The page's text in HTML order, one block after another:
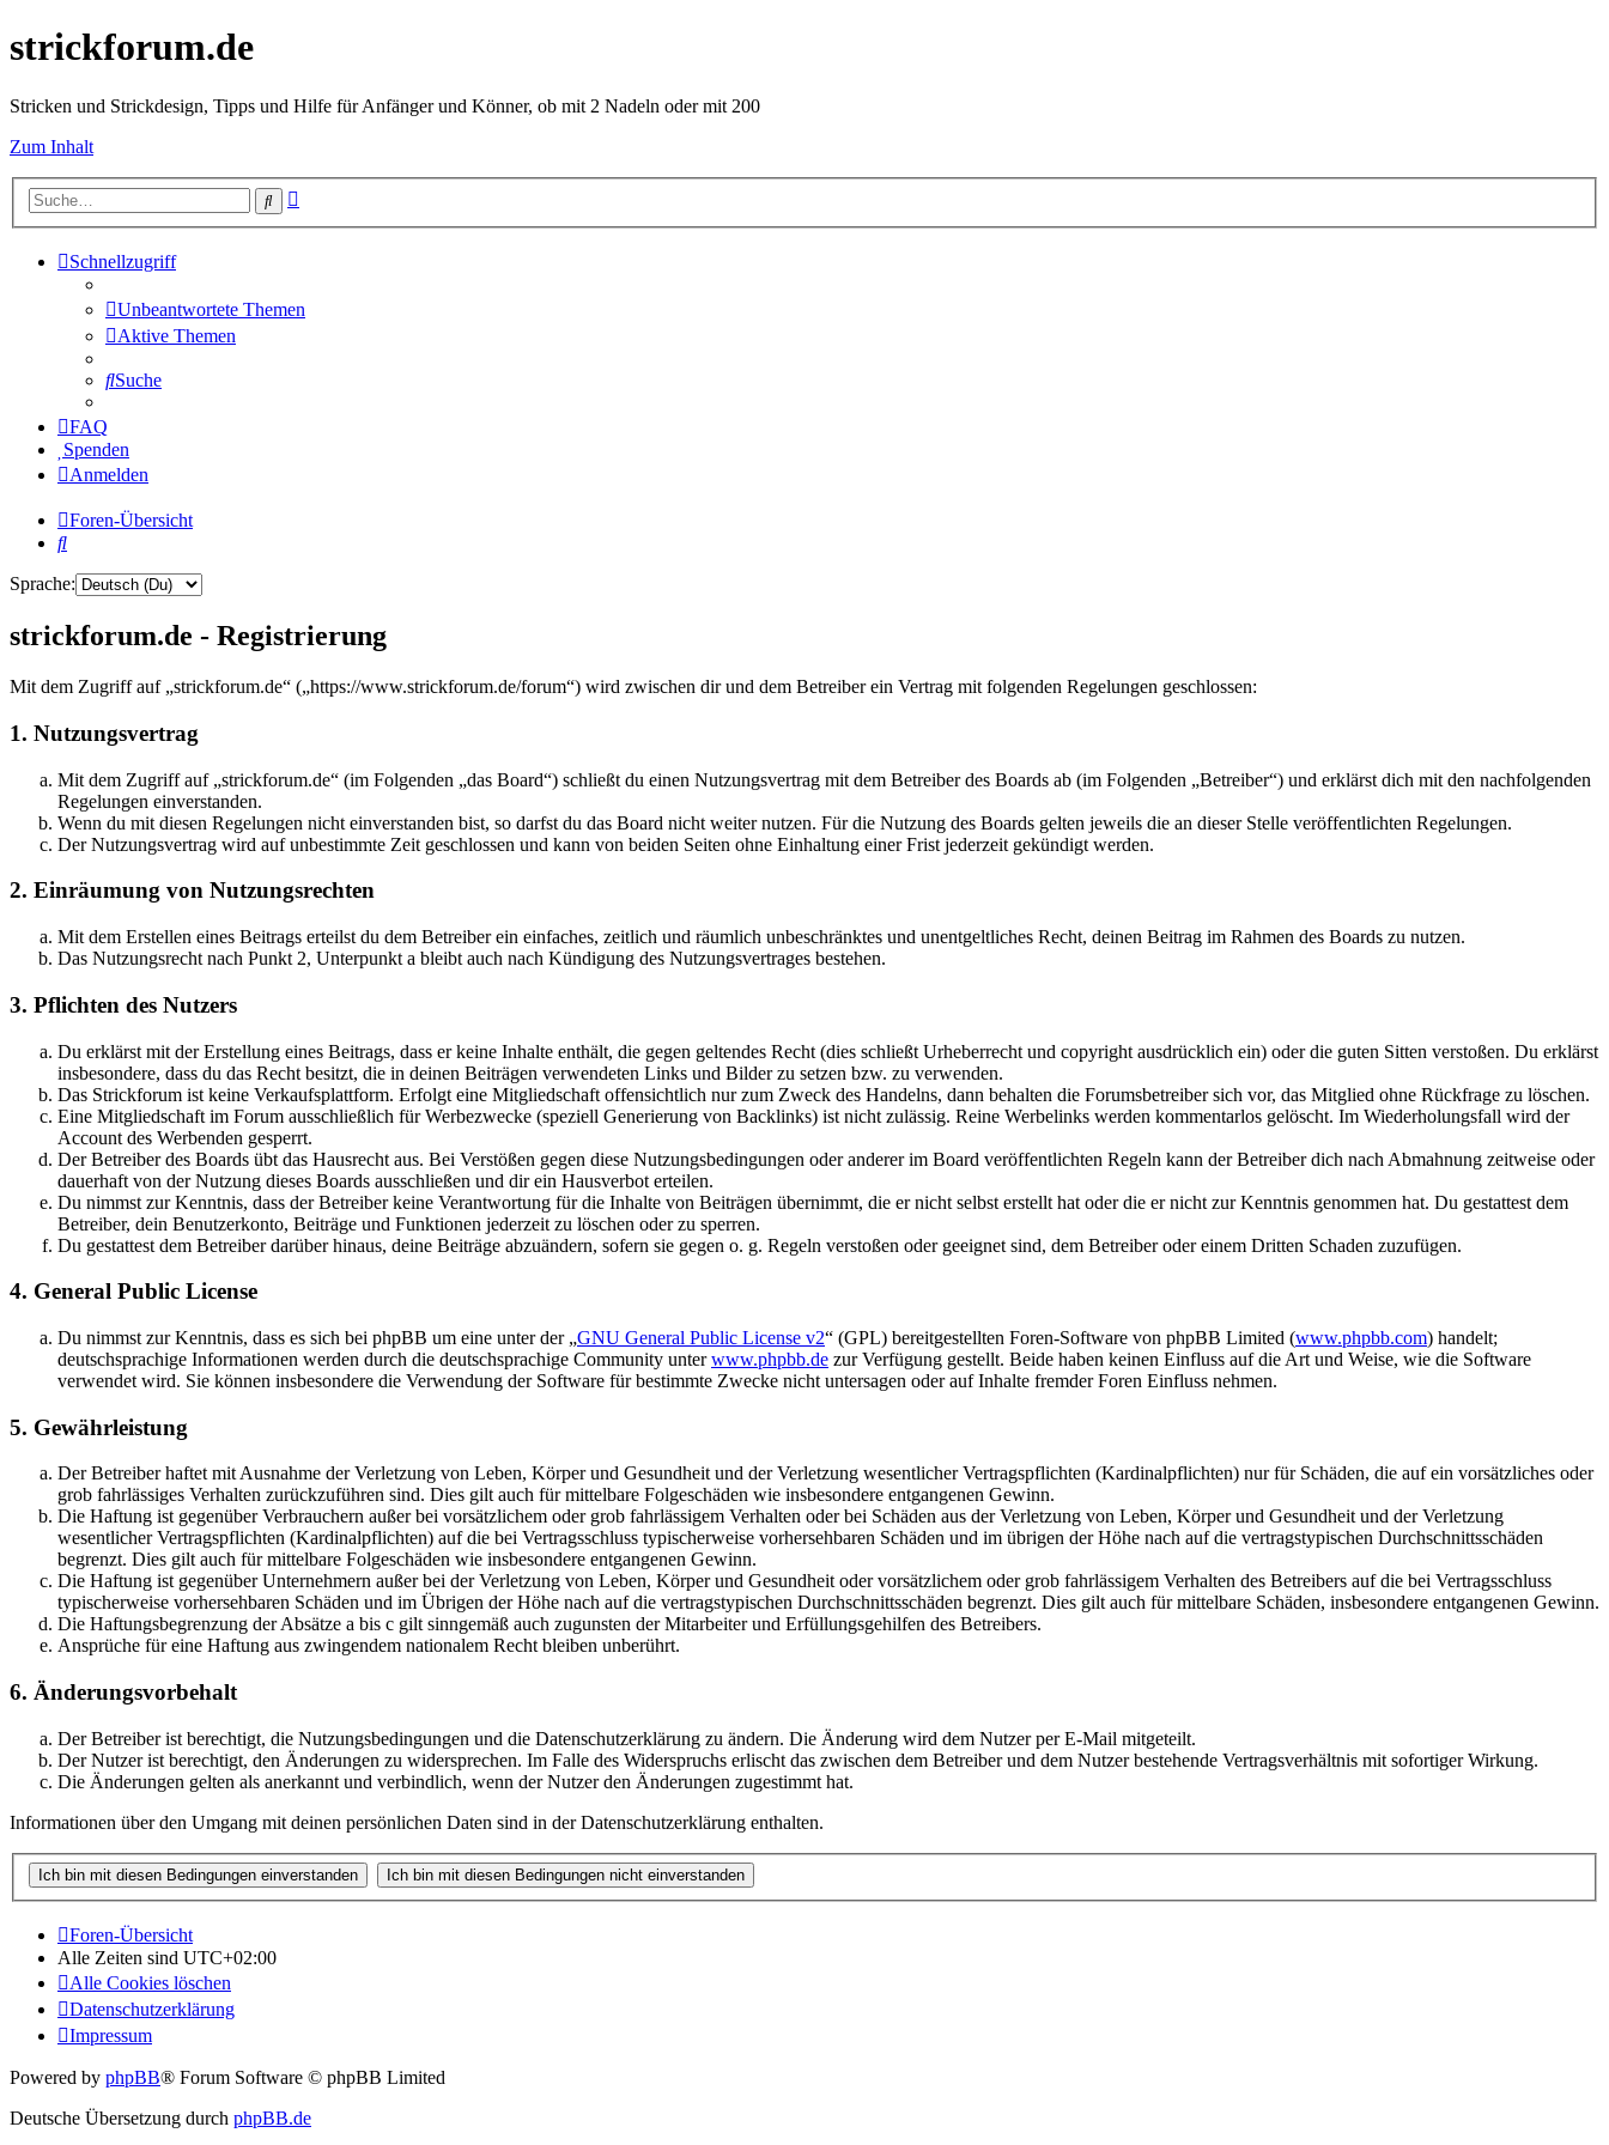
strickforum.de
Stricken und Strickdesign, Tipps und Hilfe für Anfänger und Könner, ob mit 2 Nadeln oder mit 200
Zum Inhalt
Suche
Schnellzugriff
Unbeantwortete Themen
Aktive Themen
Suche
FAQ
Spenden
Anmelden
Foren-Übersicht
Suche
Sprache:
strickforum.de - Registrierung
Mit dem Zugriff auf „strickforum.de“ („https://www.strickforum.de/forum“) wird zwischen dir und dem Betreiber ein Vertrag mit folgenden Regelungen geschlossen:
1. Nutzungsvertrag
Mit dem Zugriff auf „strickforum.de“ (im Folgenden „das Board“) schließt du einen Nutzungsvertrag mit dem Betreiber des Boards ab (im Folgenden „Betreiber“) und erklärst dich mit den nachfolgenden
Regelungen einverstanden.
Wenn du mit diesen Regelungen nicht einverstanden bist, so darfst du das Board nicht weiter nutzen. Für die Nutzung des Boards gelten jeweils die an dieser Stelle veröffentlichten Regelungen.
Der Nutzungsvertrag wird auf unbestimmte Zeit geschlossen und kann von beiden Seiten ohne Einhaltung einer Frist jederzeit gekündigt werden.
2. Einräumung von Nutzungsrechten
Mit dem Erstellen eines Beitrags erteilst du dem Betreiber ein einfaches, zeitlich und räumlich unbeschränktes und unentgeltliches Recht, deinen Beitrag im Rahmen des Boards zu nutzen.
Das Nutzungsrecht nach Punkt 2, Unterpunkt a bleibt auch nach Kündigung des Nutzungsvertrages bestehen.
3. Pflichten des Nutzers
Du erklärst mit der Erstellung eines Beitrags, dass er keine Inhalte enthält, die gegen geltendes Recht (dies schließt Urheberrecht und copyright ausdrücklich ein) oder die guten Sitten verstoßen. Du erklärst
insbesondere, dass du das Recht besitzt, die in deinen Beiträgen verwendeten Links und Bilder zu setzen bzw. zu verwenden.
Das Strickforum ist keine Verkaufsplattform. Erfolgt eine Mitgliedschaft offensichtlich nur zum Zweck des Handelns, dann behalten die Forumsbetreiber sich vor, das Mitglied ohne Rückfrage zu löschen.
Eine Mitgliedschaft im Forum ausschließlich für Werbezwecke (speziell Generierung von Backlinks) ist nicht zulässig. Reine Werbelinks werden kommentarlos gelöscht. Im Wiederholungsfall wird der
Account des Werbenden gesperrt.
Der Betreiber des Boards übt das Hausrecht aus. Bei Verstößen gegen diese Nutzungsbedingungen oder anderer im Board veröffentlichten Regeln kann der Betreiber dich nach Abmahnung zeitweise oder
dauerhaft von der Nutzung dieses Boards ausschließen und dir ein Hausverbot erteilen.
Du nimmst zur Kenntnis, dass der Betreiber keine Verantwortung für die Inhalte von Beiträgen übernimmt, die er nicht selbst erstellt hat oder die er nicht zur Kenntnis genommen hat. Du gestattest dem
Betreiber, dein Benutzerkonto, Beiträge und Funktionen jederzeit zu löschen oder zu sperren.
Du gestattest dem Betreiber darüber hinaus, deine Beiträge abzuändern, sofern sie gegen o. g. Regeln verstoßen oder geeignet sind, dem Betreiber oder einem Dritten Schaden zuzufügen.
4. General Public License
Du nimmst zur Kenntnis, dass es sich bei phpBB um eine unter der „GNU General Public License v2“ (GPL) bereitgestellten Foren-Software von phpBB Limited (www.phpbb.com) handelt;
deutschsprachige Informationen werden durch die deutschsprachige Community unterwww.phpbb.de zur Verfügung gestellt. Beide haben keinen Einfluss auf die Art und Weise, wie die Software
verwendet wird. Sie können insbesondere die Verwendung der Software für bestimmte Zwecke nicht untersagen oder auf Inhalte fremder Foren Einfluss nehmen.
5. Gewährleistung
Der Betreiber haftet mit Ausnahme der Verletzung von Leben, Körper und Gesundheit und der Verletzung wesentlicher Vertragspflichten (Kardinalpflichten) nur für Schäden, die auf ein vorsätzliches oder
grob fahrlässiges Verhalten zurückzuführen sind. Dies gilt auch für mittelbare Folgeschäden wie insbesondere entgangenen Gewinn.
Die Haftung ist gegenüber Verbrauchern außer bei vorsätzlichem oder grob fahrlässigem Verhalten oder bei Schäden aus der Verletzung von Leben, Körper und Gesundheit und der Verletzung
wesentlicher Vertragspflichten (Kardinalpflichten) auf die bei Vertragsschluss typischerweise vorhersehbaren Schäden und im übrigen der Höhe nach auf die vertragstypischen Durchschnittsschäden
begrenzt. Dies gilt auch für mittelbare Folgeschäden wie insbesondere entgangenen Gewinn.
Die Haftung ist gegenüber Unternehmern außer bei der Verletzung von Leben, Körper und Gesundheit oder vorsätzlichem oder grob fahrlässigem Verhalten des Betreibers auf die bei Vertragsschluss
typischerweise vorhersehbaren Schäden und im Übrigen der Höhe nach auf die vertragstypischen Durchschnittsschäden begrenzt. Dies gilt auch für mittelbare Schäden, insbesondere entgangenen Gewinn.
Die Haftungsbegrenzung der Absätze a bis c gilt sinngemäß auch zugunsten der Mitarbeiter und Erfüllungsgehilfen des Betreibers.
Ansprüche für eine Haftung aus zwingendem nationalem Recht bleiben unberührt.
6. Änderungsvorbehalt
Der Betreiber ist berechtigt, die Nutzungsbedingungen und die Datenschutzerklärung zu ändern. Die Änderung wird dem Nutzer per E-Mail mitgeteilt.
Der Nutzer ist berechtigt, den Änderungen zu widersprechen. Im Falle des Widerspruchs erlischt das zwischen dem Betreiber und dem Nutzer bestehende Vertragsverhältnis mit sofortiger Wirkung.
Die Änderungen gelten als anerkannt und verbindlich, wenn der Nutzer den Änderungen zugestimmt hat.
Informationen über den Umgang mit deinen persönlichen Daten sind in der Datenschutzerklärung enthalten.
Foren-Übersicht
Alle Zeiten sind UTC+02:00
Alle Cookies löschen
Datenschutzerklärung
Impressum
Powered by phpBB® Forum Software © phpBB Limited
Deutsche Übersetzung durch phpBB.de